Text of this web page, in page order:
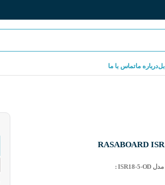
درباره ماتماس با ما